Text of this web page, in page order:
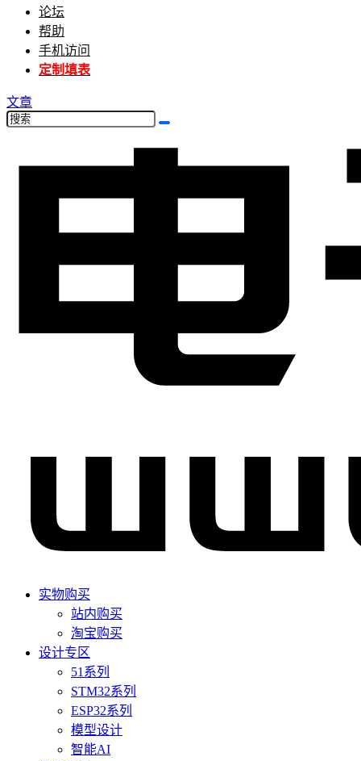
论坛
帮助
手机访问
定制填表
文章
实物购买
站内购买
淘宝购买
设计专区
51系列
STM32系列
ESP32系列
模型设计
智能AI